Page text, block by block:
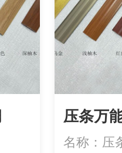
压条万
名称：压